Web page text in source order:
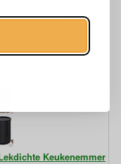
€11,
Keukenemmer